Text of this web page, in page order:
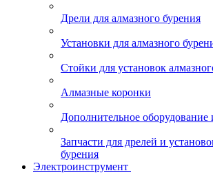
Дрели для алмазного бурения
Установки для алмазного
Стойки для установок
Алмазные коронки
Дополнительное оборудование
Запчасти для дрелей и
бурения
Электроинструмент